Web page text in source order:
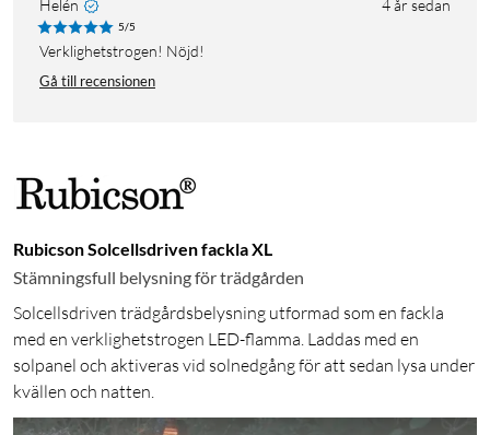
Helén 4 år sedan
5/5
Verklighetstrogen! Nöjd!
Gå till recensionen
Rubicson Solcellsdriven fackla XL
Stämningsfull belysning för trädgården
Solcellsdriven trädgårdsbelysning utformad som en fackla
med en verklighetstrogen LED-flamma. Laddas med en
solpanel och aktiveras vid solnedgång för att sedan lysa under
kvällen och natten.